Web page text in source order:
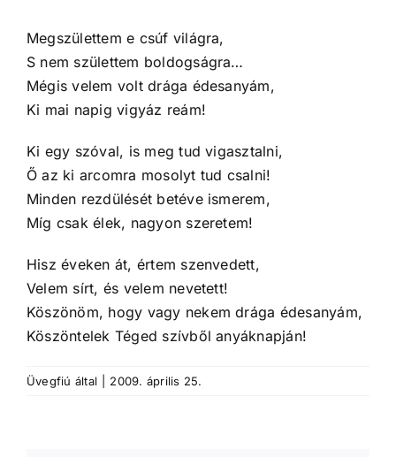
Megszülettem e csúf világra,
S nem születtem boldogságra…
Mégis velem volt drága édesanyám,
Ki mai napig vigyáz reám!
Ki egy szóval, is meg tud vigasztalni,
Ő az ki arcomra mosolyt tud csalni!
Minden rezdülését betéve ismerem,
Míg csak élek, nagyon szeretem!
Hisz éveken át, értem szenvedett,
Velem sírt, és velem nevetett!
Köszönöm, hogy vagy nekem drága édesanyám,
Köszöntelek Téged szívből anyáknapján!
Üvegfiú által 2009. április 25.